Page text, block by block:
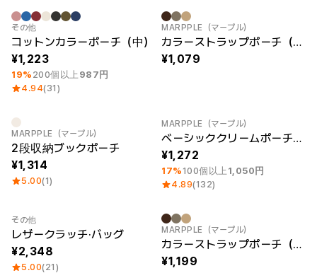
最小注文数量 1個
その他
コットンカラーポーチ（中）
1,223
19% 200個以上 987円
4.94(31)
New
MARPPLE（マープル）
カラーストラップポーチ（小）
1,079
MARPPLE（マープル）
2段収納ブックポーチ
1,314
5.00(1)
MARPPLE（マープル）
ベーシッククリームポーチ（M）
1,272
17% 100個以上 1,050円
4.89(132)
その他
レザークラッチ·バッグ
2,348
5.00(21)
New
MARPPLE（マープル）
カラーストラップポーチ（大）
1,199
ダウンジャケット
四季別必須アイテム
シースルートップス